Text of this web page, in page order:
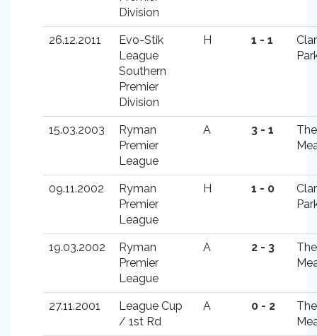
Division
26.12.2011
Evo-Stik
League
Southern
Premier
Division
H 1 - 1
15.03.2003
Ryman
Premier
League
A 3 - 1
The
09.11.2002
Ryman
Premier
League
H 1 - 0
19.03.2002
Ryman
Premier
League
A 2 - 3
The
27.11.2001
League Cup
/ 1st Rd
A 0 - 2
The